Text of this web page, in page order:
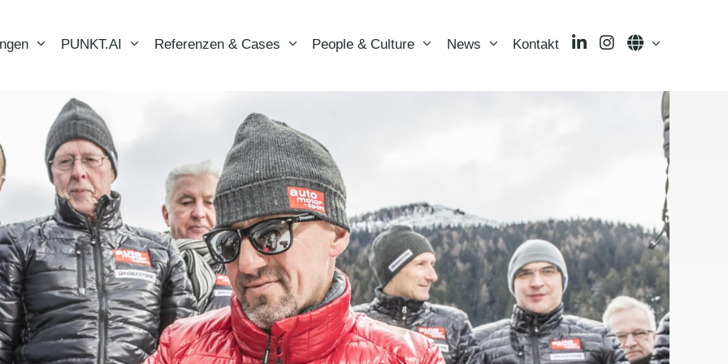
PUNKT.AI Referenzen & Cases People & Culture News Kontakt LinkedInInstagramLanguage